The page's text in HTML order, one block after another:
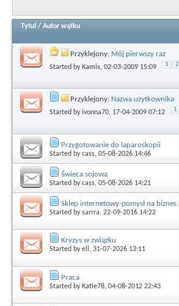
Tytuł / Autor wątku
Przyklejony: Mój pierwszy raz
Started by Kamis, 02-03-2009 15:09 1 2
Przyklejony: Nazwa uzytkownika
Started byivonna70, 17-04-2009 07:12 1
Przygotowanie do laparoskopii
Started bycass, 05-08-2026 14:46
Świeca sojowa
Started bycass, 05-08-2026 14:21
Sklep internetowy-pomysł na biznes.
Started bysarrra, 22-09-2016 14:22
Kryzys w związku
Started byell , 31-07-2026 13:11
Praca
Started by Katie78, 04-08-2012 22:43